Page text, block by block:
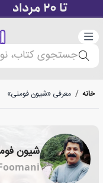
دسته‌بندی
جستجوی کتاب،
خانه / معرفی «شیون فومنی»
شیون